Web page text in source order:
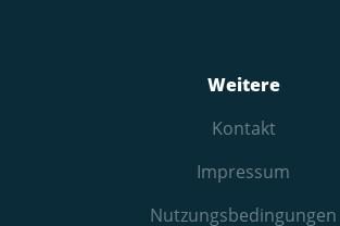
Weitere
Kontakt
Impressum
Nutzungs­bedingungen